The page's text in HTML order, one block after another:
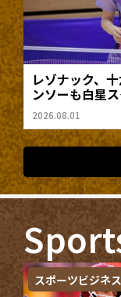
レゾナック、
ンソーも白星
2026.08.01
スポーツビジネス